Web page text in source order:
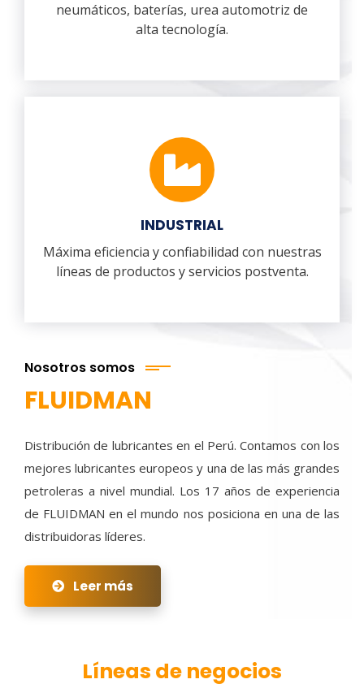
neumáticos, baterías, urea automotriz de
alta tecnología.
INDUSTRIAL
Máxima eficiencia y confiabilidad con nuestras
líneas de productos y servicios postventa.
Nosotros somos
FLUIDMAN
Distribución de lubricantes en el Perú. Contamos con los
mejores lubricantes europeos y una de las más grandes
petroleras a nivel mundial. Los 17 años de experiencia
de FLUIDMAN en el mundo nos posiciona en una de las
distribuidoras líderes.
Leer más
Líneas de negocios